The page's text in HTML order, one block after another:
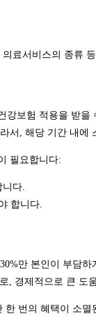
료서비스의 종류
강보험 적용을 받
서, 해당 기간 내에
필요합니다:
다.
합니다.
만 본인이 부담
, 경제적으로 큰 도
번의 혜택이 소